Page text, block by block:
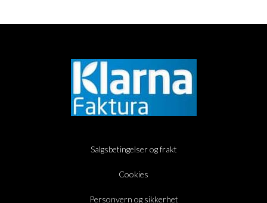
Salgsbetingelser og frakt
Cookies
Personvern og sikkerhet